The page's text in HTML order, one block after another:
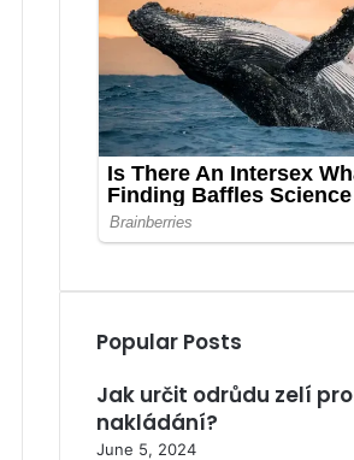
Popular Posts
Jak určit odrůdu zelí pro
nakládání?
June 5, 2024